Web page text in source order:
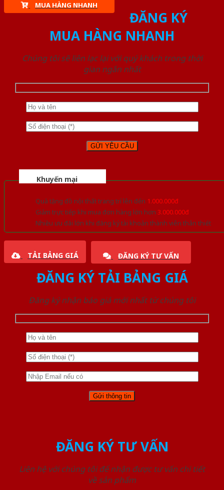
MUA HÀNG NHANH
ĐĂNG KÝ
MUA HÀNG NHANH
Chúng tôi sẽ liên lạc lại với quý khách trong thời
gian ngắn nhất
Khuyến mại
Quà tặng đồ nội thất trang trí lên đến 1.000.000đ
Giảm trực tiếp khi mua đơn hàng lớn hơn 3.000.000đ
Nhiều ưu đãi lớn khi đăng ký tài khoản thành viên thân thiết
TẢI BẢNG GIÁ ĐĂNG KÝ TƯ VẤN
ĐĂNG KÝ TẢI BẢNG GIÁ
Đăng ký nhận báo giá mới nhất từ chúng tôi
ĐĂNG KÝ TƯ VẤN
Liên hệ với chúng tôi để nhận được tư vấn chi tiết
về sản phẩm